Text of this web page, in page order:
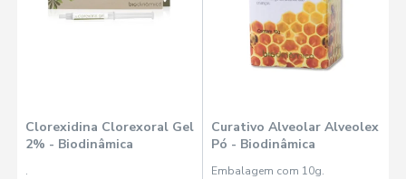
Clorexidina Clorexoral Gel
2% - Biodinâmica
.
Curativo Alveolar Alveolex
Pó - Biodinâmica
Embalagem com 10g.